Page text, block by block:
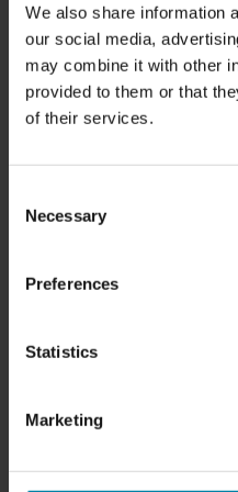
We also share information
our social media,
may combine it with other
provided to them or that
of their services.
Selection
Necessary
Preferences
Statistics
Marketing
affärsmässigt. Den
gjort oss till en bättre
Samtidigt har vi under det
investerat i Repair2Care – vår
– och förberett den så att
som ett kraftfullt verktyg för
kommunikation med
något vi har sett fram emot